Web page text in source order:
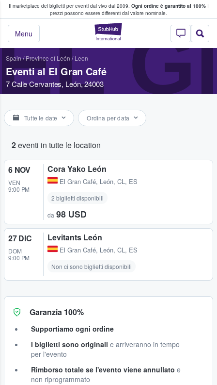
Il marketplace dei biglietti per eventi dal vivo dal 2009. Ogni ordine è garantito al 100%I
prezzi possono essere differenti dal valore nominale.
StubHub - Dove
Menu
fan comprano e vendono biglietti
Spain/Province of León / Leon
Eventi al El Gran Café
7 Calle Cervantes, León, 24003
Tutte le date Ordina per data
2eventi in tutte le location
6 NOV
VEN
9:00 PM
Cora Yako León
El Gran Café, León, CL, ES
2 biglietti disponibili
da 98 USD
27 DIC
DOM
9:00 PM
Levitants León
El Gran Café, León, CL, ES
Non ci sono biglietti disponibili
Garanzia 100%
Supportiamo ogni ordine
I biglietti sono originali e arriveranno in tempo
per l'evento
Rimborso totale se l'evento viene annullato e
non riprogrammato